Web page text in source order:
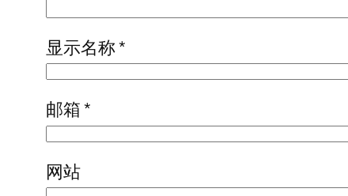
显示名称*
邮箱*
网站